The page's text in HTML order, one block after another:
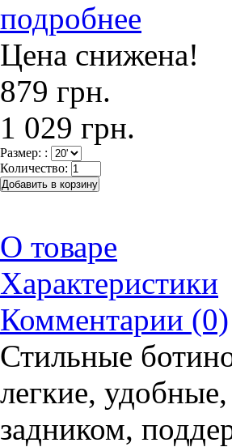
подробнее
Цена снижена!
879 грн.
1 029 грн.
Размер: :
Количество:
О товаре
Характеристики
Комментарии (0)
Стильные
легкие,
задником,